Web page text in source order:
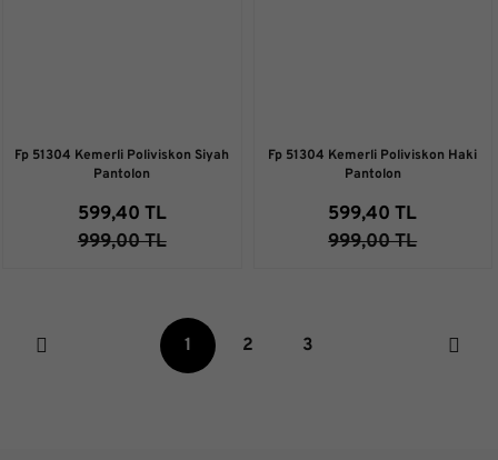
Fp 51304 Kemerli Poliviskon Siyah
Pantolon
599,40 TL
999,00 TL
Fp 51304 Kemerli Poliviskon Haki
Pantolon
599,40 TL
999,00 TL
1 2 3